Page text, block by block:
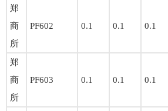
郑
商
所
PF602 0.1 0.1 0.1
郑
商
所
PF603 0.1 0.1 0.1